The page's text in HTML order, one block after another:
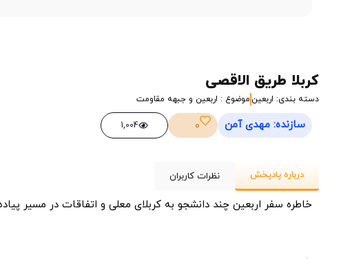
کربلا طریق الاقصی
دسته بندی: اربعین موضوع : اربعین و جبهه مقاومت
سازنده: مهدی آمن 0
1,004
درباره پادپخش نظرات کاربران
خاطره سفر اربعین چند دانشجو به کربلای معلی و اتفاقات در مسیر